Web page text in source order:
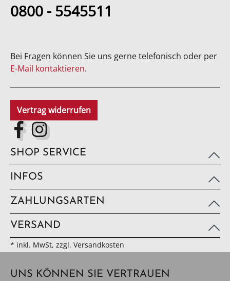
0800 - 5545511
Bei Fragen können Sie uns gerne telefonisch oder per
E-Mail kontaktieren.
Vertrag widerrufen
SHOP SERVICE
INFOS
ZAHLUNGSARTEN
VERSAND
* inkl. MwSt, zzgl. Versandkosten
UNS KÖNNEN SIE VERTRAUEN